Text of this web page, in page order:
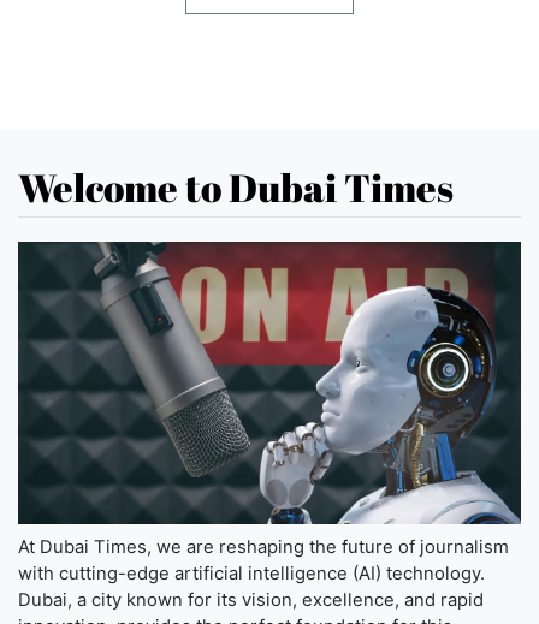
Welcome to Dubai Times
At Dubai Times, we are reshaping the future of journalism
with cutting-edge artificial intelligence (AI) technology.
Dubai, a city known for its vision, excellence, and rapid